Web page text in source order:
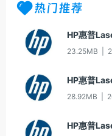
热门推荐
23.25MB
28.92MB